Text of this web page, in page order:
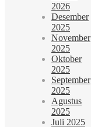
2026
Desember
2025
November
2025
Oktober
2025
September
2025
Agustus
2025
Juli 2025